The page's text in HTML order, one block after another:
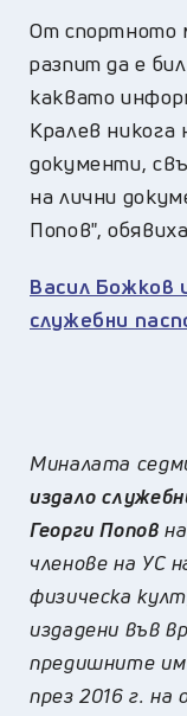
От спортното
разпит да е
каквато
Кралев никога
документи,
на лични
Попов",
Васил Божков
служебни
Миналата
издало
Георги Попов
членове на УС
физическа
издадени във
предишните им
през 2016 г. на